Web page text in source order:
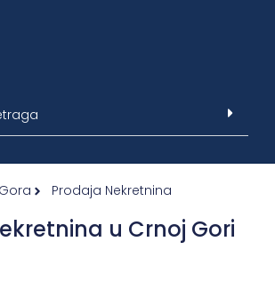
Prodaja Nekretnina
u Crnoj Gori